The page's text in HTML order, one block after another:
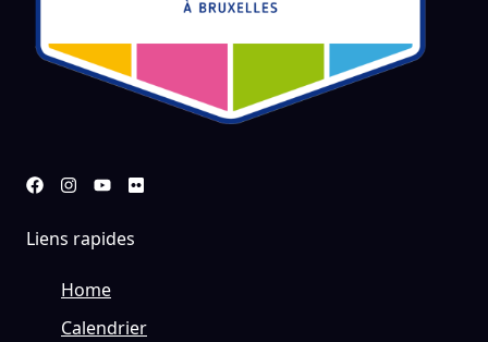
Liens rapides
Home
Calendrier